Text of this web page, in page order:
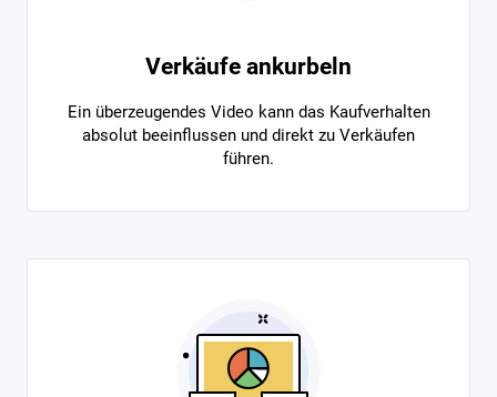
Verkäufe ankurbeln
Ein überzeugendes Video kann das Kaufverhalten
absolut beeinflussen und direkt zu Verkäufen
führen.